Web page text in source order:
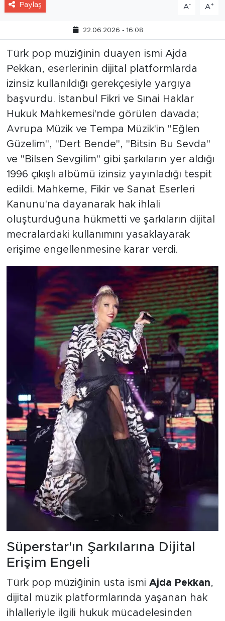
Paylaş A- A+
22.06.2026 - 16:08
Türk pop müziğinin duayen ismi Ajda
Pekkan, eserlerinin dijital platformlarda
izinsiz kullanıldığı gerekçesiyle yargıya
başvurdu. İstanbul Fikri ve Sınai Haklar
Hukuk Mahkemesi'nde görülen davada;
Avrupa Müzik ve Tempa Müzik'in "Eğlen
Güzelim", "Dert Bende", "Bitsin Bu Sevda"
ve "Bilsen Sevgilim" gibi şarkıların yer aldığı
1996 çıkışlı albümü izinsiz yayınladığı tespit
edildi. Mahkeme, Fikir ve Sanat Eserleri
Kanunu'na dayanarak hak ihlali
oluşturduğuna hükmetti ve şarkıların dijital
mecralardaki kullanımını yasaklayarak
erişime engellenmesine karar verdi.
Süperstar'ın Şarkılarına Dijital
Erişim Engeli
Türk pop müziğinin usta ismi Ajda Pekkan,
dijital müzik platformlarında yaşanan hak
ihlalleriyle ilgili hukuk mücadelesinden